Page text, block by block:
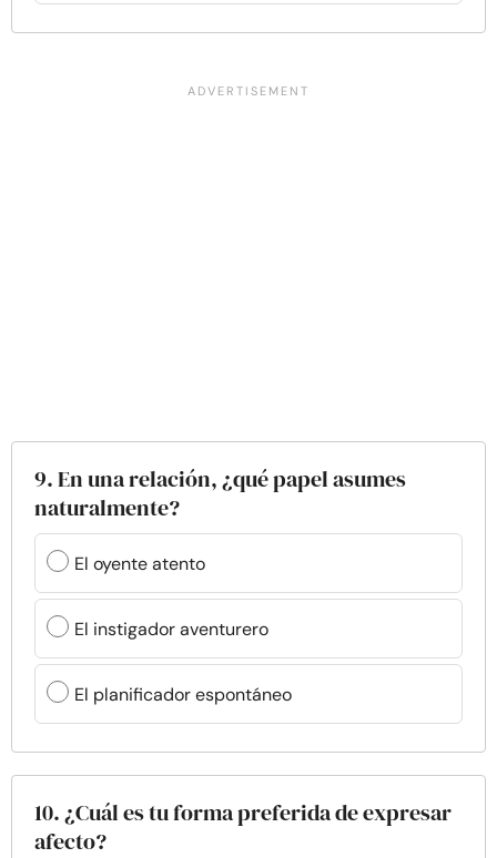
9. En una relación, ¿qué papel asumes
naturalmente?
El oyente atento
El instigador aventurero
El planificador espontáneo
10. ¿Cuál es tu forma preferida de expresar
afecto?